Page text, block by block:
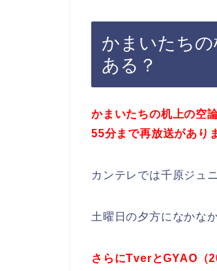
かまいたち
ある？
かまいたちの机上の空
55分まで再放送があり
カンテレでは千原ジュ
土曜日の夕方になかな
さらにTverとGYAO（